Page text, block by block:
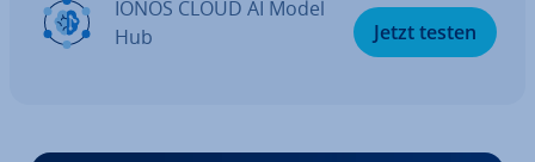
IONOS CLOUD AI Model
Hub
Jetzt testen